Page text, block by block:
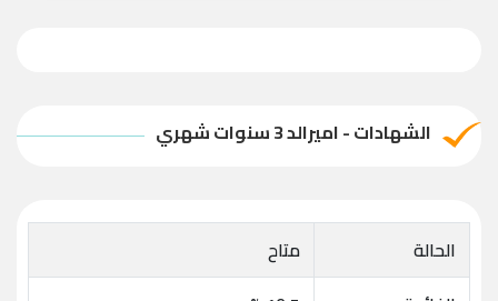
الشهادات - اميرالد 3 سنوات شهري
الحالة
متاح